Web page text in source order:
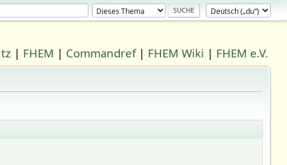
| FHEM | Commandref| FHEM Wiki | FHEM e.V.